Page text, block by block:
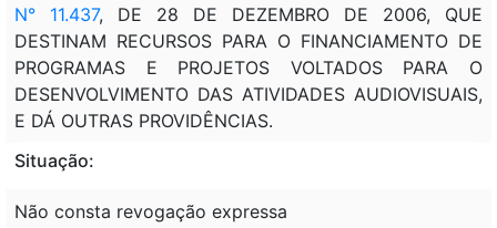
N° 11.437, DE 28 DE DEZEMBRO DE 2006, QUE
DESTINAM RECURSOS PARA O FINANCIAMENTO DE
PROGRAMAS E PROJETOS VOLTADOS PARA O
DESENVOLVIMENTO DAS ATIVIDADES AUDIOVISUAIS,
E DÁ OUTRAS PROVIDÊNCIAS.
Situação:
Não consta revogação expressa